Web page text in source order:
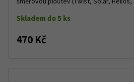
Skladem do 5 ks
470 Kč